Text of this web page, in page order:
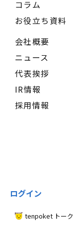
コラム
お役立ち資料
会社概要
ニュース
代表挨拶
IR情報
採用情報
ログイン
tenpoket トーク